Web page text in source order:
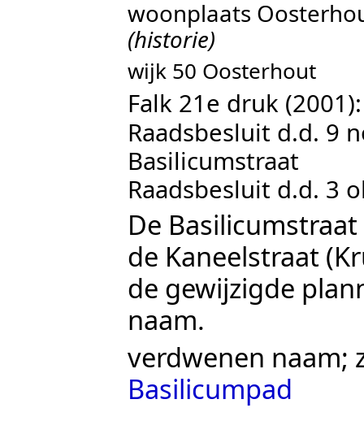
woonplaats
(historie)
wijk 50 Oosterhout
Falk 21e druk
Raadsbesluit d.d. 9
Basilicumstraat
Raadsbesluit d.d. 3
De
de Kaneelstraat (
de gewijzigde
naam.
verdwenen naam;
Basilicumpad